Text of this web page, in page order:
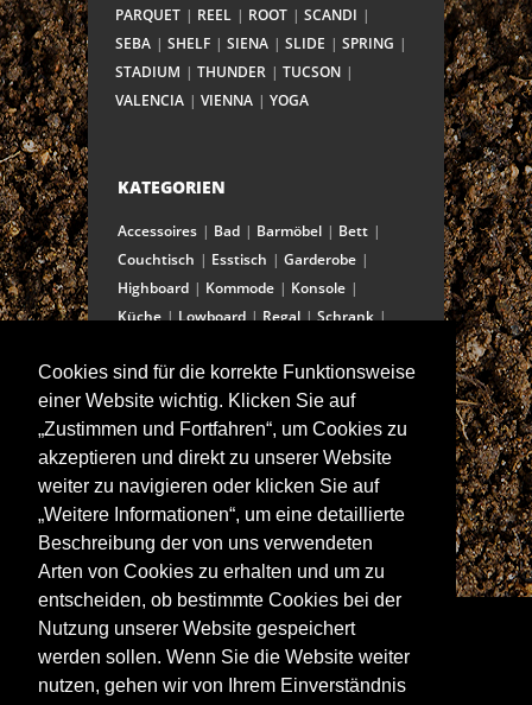
Cookies sind für die korrekte Funktionsweise
einer Website wichtig. Klicken Sie auf
„Zustimmen und Fortfahren“, um Cookies zu
akzeptieren und direkt zu unserer Website
weiter zu navigieren oder klicken Sie auf
„Weitere Informationen“, um eine detaillierte
Beschreibung der von uns verwendeten
Arten von Cookies zu erhalten und um zu
entscheiden, ob bestimmte Cookies bei der
Nutzung unserer Website gespeichert
werden sollen. Wenn Sie die Website weiter
nutzen, gehen wir von Ihrem Einverständnis
PARQUET
REEL ROOT
SCANDI
SEBA
SHELF SIENA SLIDE
SPRING
STADIUM
THUNDER
TUCSON
VALENCIA
VIENNA YOGA
KATEGORIEN
Accessoires Bad Barmöbel
Bett
Couchtisch
Esstisch
Garderobe
Highboard
Kommode
Konsole
Küche
Lowboard Regal
Schrank
Stuhl/Bank
Truhe
Vitrine
Wohnwand
ANSCHRIFT
Spitalstraße 15
D-97421 Schweinfurt
Tel +49-9721 60555-60
Fax +49-9721 60555-99
E-Mail: info@wolf-moebel.de